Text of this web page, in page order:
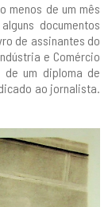
menos de um mês
documentos
de assinantes do
e Comércio
um diploma de
ao jornalista.